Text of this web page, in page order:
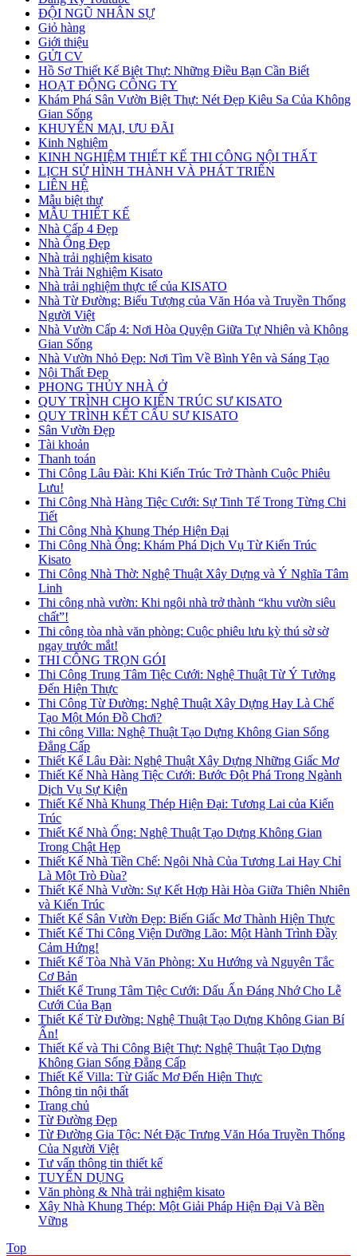
ĐỘI NGŨ NHÂN SỰ
Giỏ hàng
Giới thiệu
GỬI CV
Hồ Sơ Thiết Kế Biệt Thự: Những Điều Bạn Cần Biết
HOẠT ĐỘNG CÔNG TY
Khám Phá Sân Vườn Biệt Thự: Nét Đẹp Kiêu Sa Của Không
Gian Sống
KHUYẾN MẠI, ƯU ĐÃI
Kinh Nghiệm
KINH NGHIỆM THIẾT KẾ THI CÔNG NỘI THẤT
LỊCH SỬ HÌNH THÀNH VÀ PHÁT TRIỂN
LIÊN HỆ
Mẫu biệt thự
MẪU THIẾT KẾ
Nhà Cấp 4 Đẹp
Nhà Ống Đẹp
Nhà trải nghiệm kisato
Nhà Trải Nghiệm Kisato
Nhà trải nghiệm thực tế của KISATO
Nhà Từ Đường: Biểu Tượng của Văn Hóa và Truyền Thống
Người Việt
Nhà Vườn Cấp 4: Nơi Hòa Quyện Giữa Tự Nhiên và Không
Gian Sống
Nhà Vườn Nhỏ Đẹp: Nơi Tìm Về Bình Yên và Sáng Tạo
Nội Thất Đẹp
PHONG THỦY NHÀ Ở
QUY TRÌNH CHO KIẾN TRÚC SƯ KISATO
QUY TRÌNH KẾT CẤU SƯ KISATO
Sân Vườn Đẹp
Tài khoản
Thanh toán
Thi Công Lâu Đài: Khi Kiến Trúc Trở Thành Cuộc Phiêu
Lưu!
Thi Công Nhà Hàng Tiệc Cưới: Sự Tinh Tế Trong Từng Chi
Tiết
Thi Công Nhà Khung Thép Hiện Đại
Thi Công Nhà Ống: Khám Phá Dịch Vụ Từ Kiến Trúc
Kisato
Thi Công Nhà Thờ: Nghệ Thuật Xây Dựng và Ý Nghĩa Tâm
Linh
Thi công nhà vườn: Khi ngôi nhà trở thành “khu vườn siêu
chất”!
Thi công tòa nhà văn phòng: Cuộc phiêu lưu kỳ thú sờ sờ
ngay trước mắt!
THI CÔNG TRỌN GÓI
Thi Công Trung Tâm Tiệc Cưới: Nghệ Thuật Từ Ý Tưởng
Đến Hiện Thực
Thi Công Từ Đường: Nghệ Thuật Xây Dựng Hay Là Chế
Tạo Một Món Đồ Chơi?
Thi công Villa: Nghệ Thuật Tạo Dựng Không Gian Sống
Đẳng Cấp
Thiết Kế Lâu Đài: Nghệ Thuật Xây Dựng Những Giấc Mơ
Thiết Kế Nhà Hàng Tiệc Cưới: Bước Đột Phá Trong Ngành
Dịch Vụ Sự Kiện
Thiết Kế Nhà Khung Thép Hiện Đại: Tương Lai của Kiến
Trúc
Thiết Kế Nhà Ống: Nghệ Thuật Tạo Dựng Không Gian
Trong Chật Hẹp
Thiết Kế Nhà Tiền Chế: Ngôi Nhà Của Tương Lai Hay Chỉ
Là Một Trò Đùa?
Thiết Kế Nhà Vườn: Sự Kết Hợp Hài Hòa Giữa Thiên Nhiên
và Kiến Trúc
Thiết Kế Sân Vườn Đẹp: Biến Giấc Mơ Thành Hiện Thực
Thiết Kế Thi Công Viện Dưỡng Lão: Một Hành Trình Đầy
Cảm Hứng!
Thiết Kế Tòa Nhà Văn Phòng: Xu Hướng và Nguyên Tắc
Cơ Bản
Thiết Kế Trung Tâm Tiệc Cưới: Dấu Ấn Đáng Nhớ Cho Lễ
Cưới Của Bạn
Thiết Kế Từ Đường: Nghệ Thuật Tạo Dựng Không Gian Bí
Ẩn!
Thiết Kế và Thi Công Biệt Thự: Nghệ Thuật Tạo Dựng
Không Gian Sống Đẳng Cấp
Thiết Kế Villa: Từ Giấc Mơ Đến Hiện Thực
Thông tin nội thất
Trang chủ
Từ Đường Đẹp
Từ Đường Gia Tộc: Nét Đặc Trưng Văn Hóa Truyền Thống
Của Người Việt
Tư vấn thông tin thiết kế
TUYỂN DỤNG
Văn phòng & Nhà trải nghiệm kisato
Xây Nhà Khung Thép: Một Giải Pháp Hiện Đại Và Bền
Vững
Top